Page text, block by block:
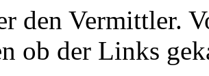
den Vermittler.
ob der Links